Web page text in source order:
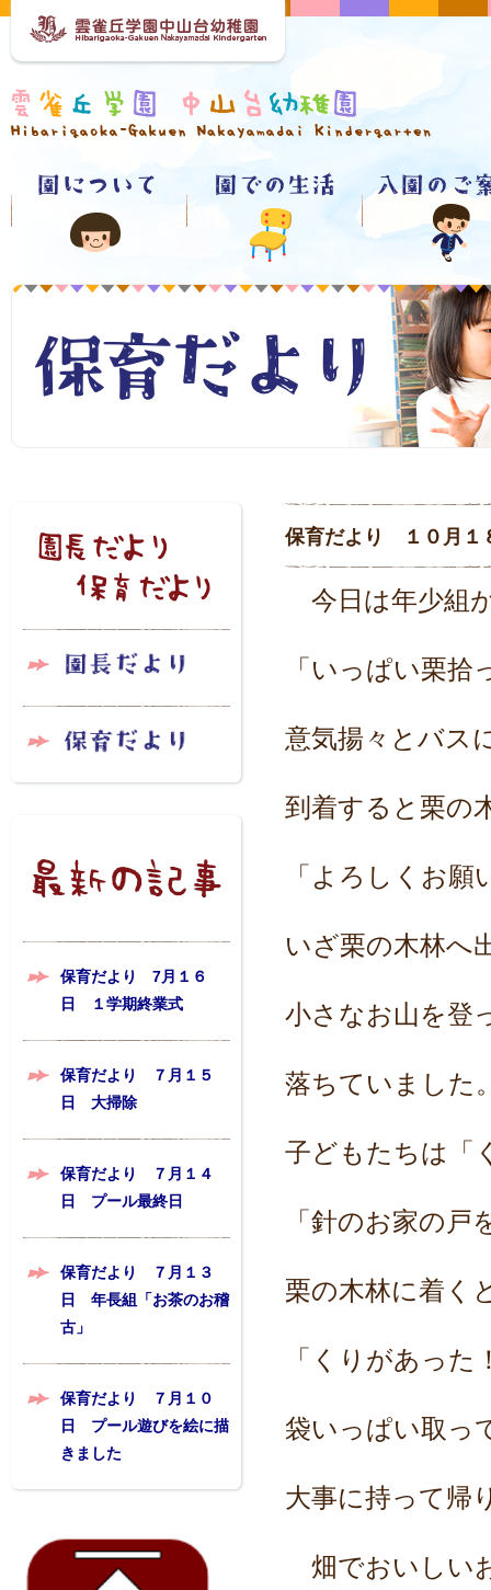
保育だより 7月１６
日 １学期終業式
保育だより ７月１５
日 大掃除
保育だより ７月１４
日 プール最終日
保育だより ７月１３
日 年長組「お茶のお稽
古」
保育だより ７月１０
日 プール遊びを絵に描
きました
保育だより １０月
今日は年少組
「いっぱい栗拾
意気揚々とバス
到着すると栗の
「よろしくお
いざ栗の木林へ
小さなお山を登
落ちていました
子どもたちは「
「針のお家の
栗の木林に着く
「くりがあっ
袋いっぱい取っ
大事に持って帰
畑でおいしい